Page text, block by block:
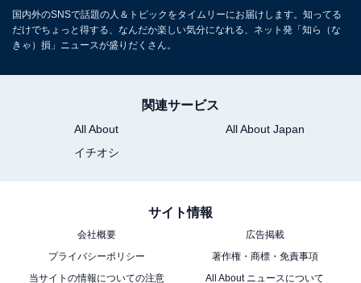
国内外のSNSで話題の人＆トピックをタイムリーにお届けします。知ってる
だけでちょっと得する、なんだか楽しい気分になれる、ネット発「知ら（な
きゃ）損」ニュースが盛りだくさん。
関連サービス
All About
All About Japan
イチオシ
サイト情報
会社概要
広告掲載
プライバシーポリシー
著作権・商標・免責事項
当サイトの情報についての注意
All About ニュースについて